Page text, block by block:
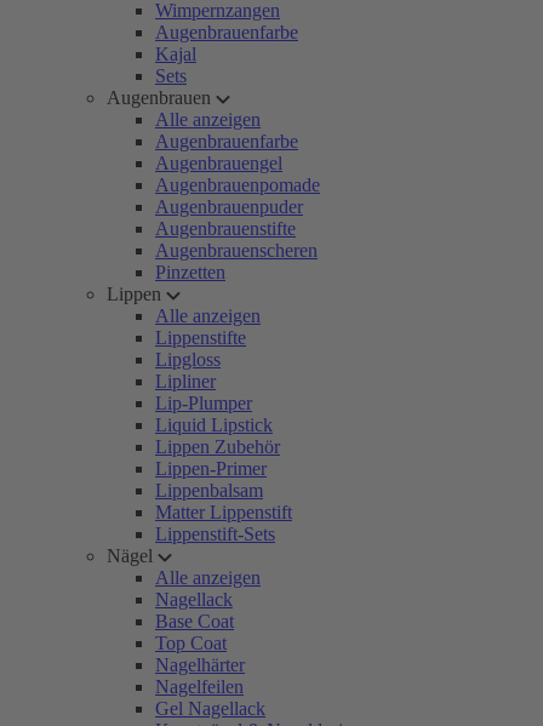
Wimpernzangen
Augenbrauenfarbe
Kajal
Sets
Augenbrauen
Alle anzeigen
Augenbrauenfarbe
Augenbrauengel
Augenbrauenpomade
Augenbrauenpuder
Augenbrauenstifte
Augenbrauenscheren
Pinzetten
Lippen
Alle anzeigen
Lippenstifte
Lipgloss
Lipliner
Lip-Plumper
Liquid Lipstick
Lippen Zubehör
Lippen-Primer
Lippenbalsam
Matter Lippenstift
Lippenstift-Sets
Nägel
Alle anzeigen
Nagellack
Base Coat
Top Coat
Nagelhärter
Nagelfeilen
Gel Nagellack